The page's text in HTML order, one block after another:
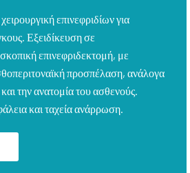
επινεφριδίων για
Εξειδίκευση σε
επινεφριδεκτομή, με
προσπέλαση, ανάλογα
την ανατομία του ασθενούς.
και ταχεία ανάρρωση.